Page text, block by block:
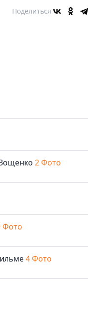
Поделиться
2 Фото
Фото
4 Фото